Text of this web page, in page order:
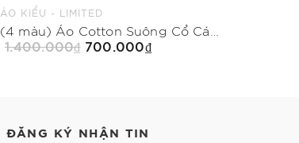
ÁO KIỂU - LIMITED
1.400.000₫ 700.000₫
ĐĂNG KÝ NHẬN TIN